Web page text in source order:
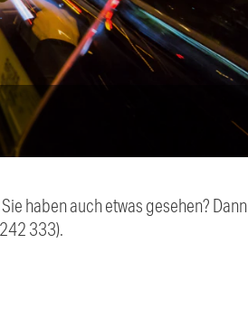
haben auch etwas gesehen? Dann
333).